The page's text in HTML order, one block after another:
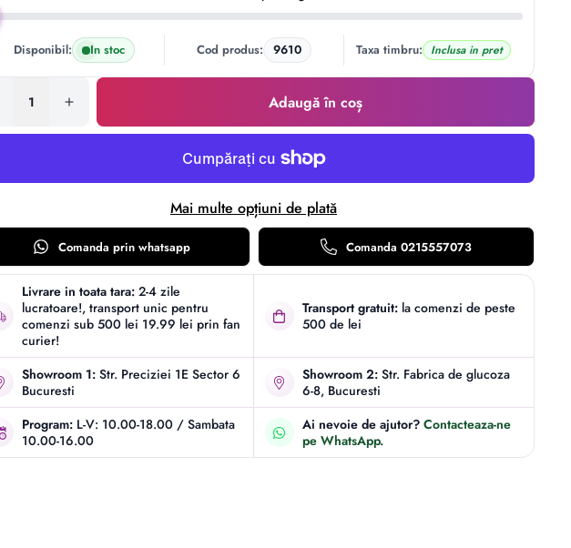
Disponibil: In stoc Cod produs: 9610 Taxa timbru: Inclusa in pret
Adaugă în coș
Mai multe opțiuni de plată
Comanda prin whatsapp Comanda 0215557073
Livrare in toata tara: 2-4 zile
lucratoare!, transport unic pentru
comenzi sub 500 lei 19.99 lei prin fan
curier!
Transport gratuit: la comenzi de peste
500 de lei
Showroom 1: Str. Preciziei 1E Sector 6
Bucuresti
Showroom 2: Str. Fabrica de glucoza
6-8, Bucuresti
Program: L-V: 10.00-18.00 / Sambata
10.00-16.00
Ai nevoie de ajutor? Contacteaza-ne
pe WhatsApp.